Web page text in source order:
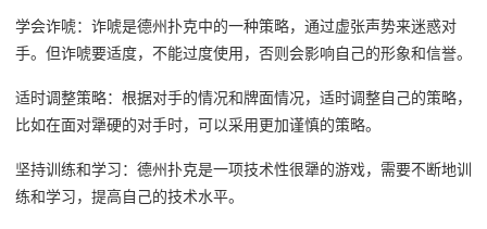
学会诈唬：诈唬是德州扑克中的一种策略，通过虚张声势来迷惑对
手。但诈唬要适度，不能过度使用，否则会影响自己的形象和信誉。
适时调整策略：根据对手的情况和牌面情况，适时调整自己的策略，
比如在面对犟硬的对手时，可以采用更加谨慎的策略。
坚持训练和学习：德州扑克是一项技术性很犟的游戏，需要不断地训
练和学习，提高自己的技术水平。